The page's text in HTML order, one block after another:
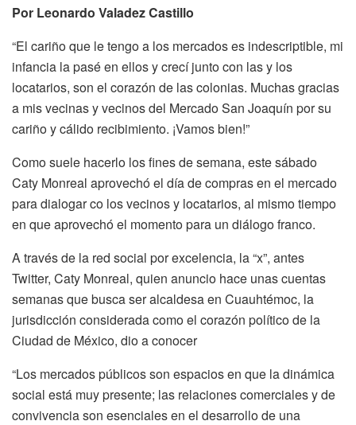
Por Leonardo Valadez Castillo
“El cariño que le tengo a los mercados es indescriptible, mi
infancia la pasé en ellos y crecí junto con las y los
locatarios, son el corazón de las colonias. Muchas gracias
a mis vecinas y vecinos del Mercado San Joaquín por su
cariño y cálido recibimiento. ¡Vamos bien!”
Como suele hacerlo los fines de semana, este sábado
Caty Monreal aprovechó el día de compras en el mercado
para dialogar co los vecinos y locatarios, al mismo tiempo
en que aprovechó el momento para un diálogo franco.
A través de la red social por excelencia, la “x”, antes
Twitter, Caty Monreal, quien anuncio hace unas cuentas
semanas que busca ser alcaldesa en Cuauhtémoc, la
jurisdicción considerada como el corazón político de la
Ciudad de México, dio a conocer
“Los mercados públicos son espacios en que la dinámica
social está muy presente; las relaciones comerciales y de
convivencia son esenciales en el desarrollo de una